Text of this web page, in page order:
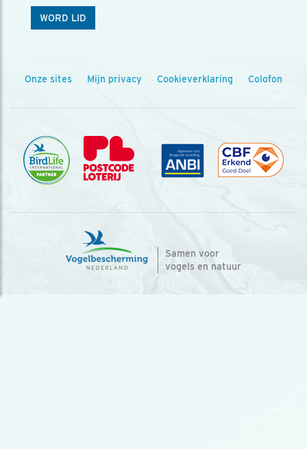
WORD LID
Onze sites Mijn privacy Cookieverklaring Colofon
Samen voor
vogels en natuur